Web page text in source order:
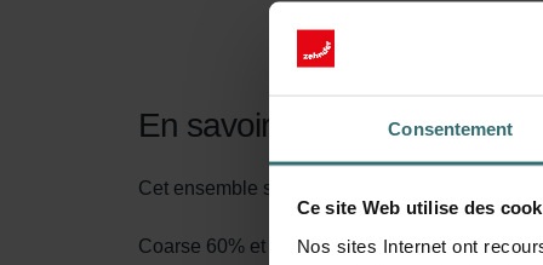
Consentement
Ce site Web utilise des
Nos sites Internet ont
En savoir plus sur notre
Cet ensemble se compose de deux filtres, un
Coarse 60% et ePM1 50% sont les noms